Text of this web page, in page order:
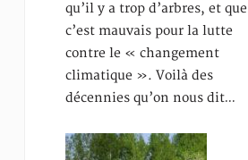
qu’il y a trop d’arbres, et que
c’est mauvais pour la lutte
contre le « changement
climatique ». Voilà des
décennies qu’on nous dit…